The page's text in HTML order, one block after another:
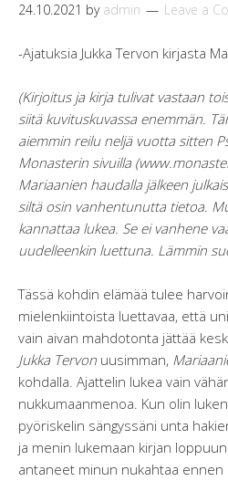
24.10.2021 by admin Leave a
-Ajatuksia Jukka Tervon kirjasta
(Kirjoitus ja kirja tulivat vastaan
siitä kuvituskuvassa enemmän.
aiemmin reilu neljä vuotta sitten
Monasterin sivuilla
Mariaanien haudalla jälkeen
siltä osin vanhentunutta tietoa.
kannattaa lukea. Se ei vanhene
uudelleenkin luettuna. Lämmin
Tässä kohdin elämää tulee
mielenkiintoista luettavaa, että
vain aivan mahdotonta jättää
Jukka Tervon uusimman,
kohdalla. Ajattelin lukea vain
nukkumaanmenoa. Kun olin
pyöriskelin sängyssäni unta
ja menin lukemaan kirjan
antaneet minun nukahtaa ennen